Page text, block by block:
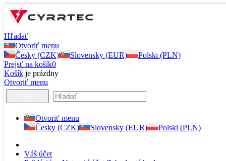
Hľadať
Otvoriť menu
Česky (CZK)
Slovensky (EUR)
Polski (PLN)
Prejsť na košík0
Košík je prázdny
Otvoriť menu
Otvoriť menu
Česky (CZK)
Slovensky (EUR) Polski (PLN)
Váš účet